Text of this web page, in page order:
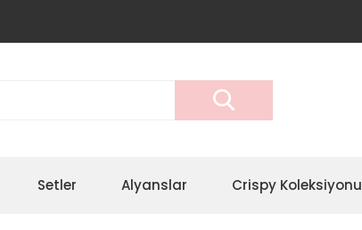
Setler Alyanslar Crispy Koleksiyonu